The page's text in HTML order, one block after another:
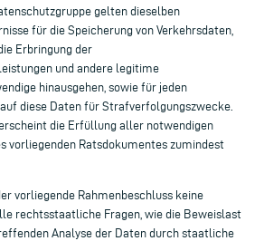
gelten dieselben
für die Speicherung von Verkehrsdaten,
Erbringung der
und andere legitime
hinausgehen, sowie für jeden
diese Daten für Strafverfolgungszwecke.
die Erfüllung aller notwendigen
vorliegenden Ratsdokumentes zumindest
vorliegende Rahmenbeschluss keine
rechtsstaatliche Fragen, wie die Beweislast
Analyse der Daten durch staatliche